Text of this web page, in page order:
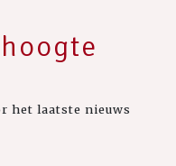
het laatste nieuws